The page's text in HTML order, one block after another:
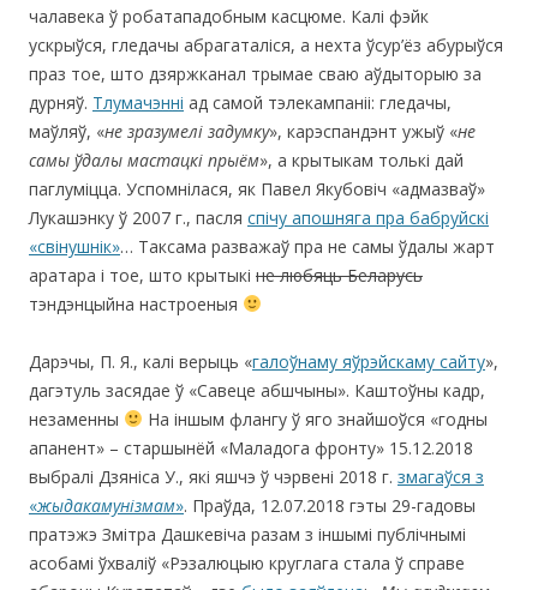
чалавека ў робатападобным касцюме. Калі фэйк
ускрыўся, гледачы абрагаталіся, а нехта ўсур’ёз абурыўся
праз тое, што дзяржканал трымае сваю аўдыторыю за
дурняў. Тлумачэнні ад самой тэлекампаніі: гледачы,
маўляў, «не зразумелі задумку», карэспандэнт ужыў «не
самы ўдалы мастацкі прыём», а крытыкам толькі дай
паглуміцца. Успомнілася, як Павел Якубовіч «адмазваў»
Лукашэнку ў 2007 г., пасля спічу апошняга пра бабруйскі
«свінушнік»… Таксама разважаў пра не самы ўдалы жарт
аратара і тое, што крытыкі не любяць Беларусь
тэндэнцыйна настроеныя
Дарэчы, П. Я., калі верыць «галоўнаму яўрэйскаму сайту»,
дагэтуль засядае ў «Савеце абшчыны». Каштоўны кадр,
незаменны
На іншым флангу ў яго знайшоўся «годны
апанент» – старшынёй «Маладога фронту» 15.12.2018
выбралі Дзяніса У., які яшчэ ў чэрвені 2018 г. змагаўся з
«жыдакамунізмам». Праўда, 12.07.2018 гэты 29-гадовы
пратэжэ Змітра Дашкевіча разам з іншымі публічнымі
асобамі ўхваліў «Рэзалюцыю круглага стала ў справе